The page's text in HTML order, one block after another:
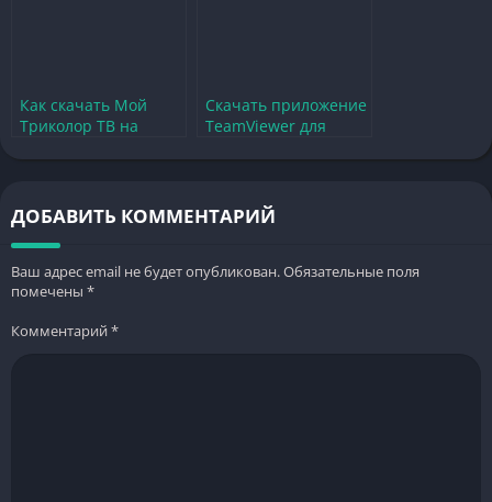
Как скачать Мой
Триколор ТВ на
Скачать приложение
TeamViewer для
ДОБАВИТЬ КОММЕНТАРИЙ
Ваш адрес email не будет опубликован.Обязательные поля
помечены *
Комментарий*